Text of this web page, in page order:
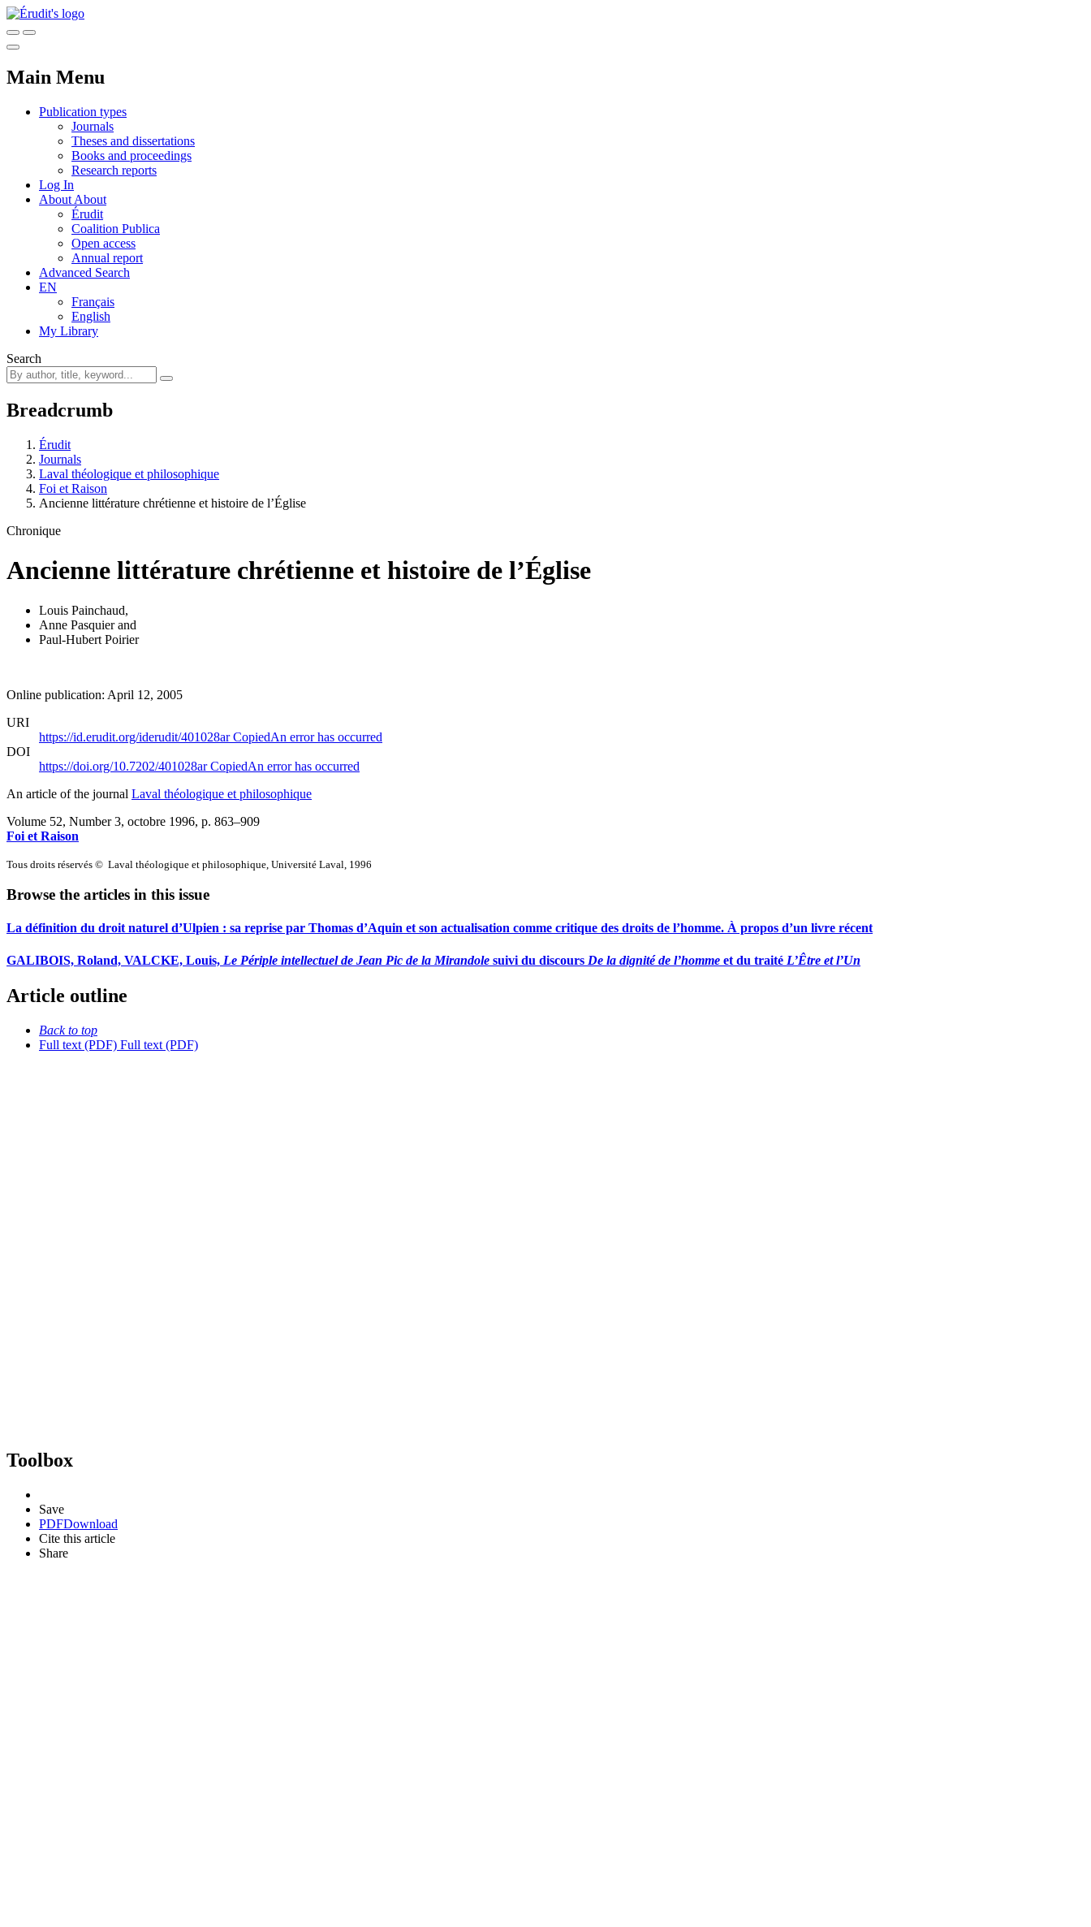
Main Menu
Publication types
Journals
Theses and dissertations
Books and proceedings
Research reports
Log In
About About
Érudit
Coalition Publica
Open access
Annual report
Advanced Search
EN
Français
English
My Library
Search
Breadcrumb
Érudit
Journals
Laval théologique et philosophique
Foi et Raison
Ancienne littérature chrétienne et histoire de l’Église
Chronique
Ancienne littérature chrétienne et histoire de l’Église
Louis Painchaud,
Anne Pasquierand
Paul-Hubert Poirier
Online publication: April 12, 2005
URI
https://id.erudit.org/iderudit/401028arCopiedAn error has occurred
DOI
https://doi.org/10.7202/401028arCopiedAn error has occurred
An article of the journal Laval théologique et philosophique
Volume 52, Number 3, octobre 1996, p. 863–909
Foi et Raison
Tous droits réservés © Laval théologique et philosophique, Université Laval, 1996
Browse the articles in this issue
La définition du droit naturel d’Ulpien : sa reprise par Thomas d’Aquin et son actualisation comme critique des droits de l’homme. À propos d’un livre récent
GALIBOIS, Roland, VALCKE, Louis, Le Périple intellectuel de Jean Pic de la Mirandole suivi du discours De la dignité de l’homme et du traité L’Être et l’Un
Article outline
Back to top
Full text (PDF) Full text (PDF)
Toolbox
Save
PDFDownload
Cite this article
Share